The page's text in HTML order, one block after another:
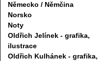
Německo / Němčina
Norsko
Noty
Oldřich Jelínek - grafika,
ilustrace
Oldřich Kulhánek - grafika,